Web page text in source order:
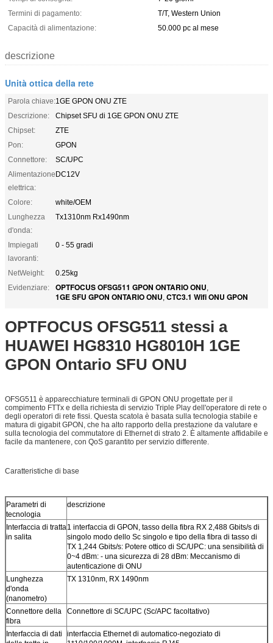
Termini di pagamento:
T/T, Western Union
Capacità di alimentazione:
50.000 pc al mese
descrizione
Unità ottica della rete
Parola chiave:1GE GPON ONU ZTE
Descrizione:
Chipset SFU di 1GE GPON ONU ZTE
Chipset:
ZTE
Pon:
GPON
Connettore:
SC/UPC
Alimentazione
elettrica:
DC12V
Colore:
white/OEM
Lunghezza
d'onda:
Tx1310nm Rx1490nm
Impiegati
lavoranti:
0 - 55 gradi
NetWeight:
0.25kg
Evidenziare:
OPTFOCUS OFSG511 GPON ONTARIO ONU,
1GE SFU GPON ONTARIO ONU, CTC3.1 Wifi ONU GPON
OPTFOCUS OFSG511 stessi a
HUAWEI HG8310 HG8010H 1GE
GPON Ontario SFU ONU
OFSG511 è apparecchiature terminali di GPON ONU progettate per il
compimento FTTx e della richiesta di servizio Triple Play dell'operatore di rete o
degli operatori di rete fissi. Questa scatola è basata sulla tecnologia stabile e
matura di gigabit GPON, che ha alto rapporto della prestazione da valutare e
sulla tecnologia del commutatore di Ethernet di strato 2. È altamente affidabile e
facile da mantenere, con QoS garantito per servizio differente.
Caratteristiche di base
Parametri di
tecnologia
descrizione
Interfaccia di tratta
in salita
1 interfaccia di GPON, tasso della fibra RX 2,488 Gbits/s di
singolo modo dello Sc singolo e tipo della fibra di tasso di
TX 1,244 Gbits/s: Potere ottico di SC/UPC: una sensibilità di
0~4 dBm: - una sicurezza di 28 dBm: Meccanismo di
autenticazione di ONU
Lunghezza
d'onda
(nanometro)
TX 1310nm, RX 1490nm
Connettore della
fibra
Connettore di SC/UPC (Sc/APC facoltativo)
Interfaccia di dati
interfaccia Ethernet di automatico-negoziato di